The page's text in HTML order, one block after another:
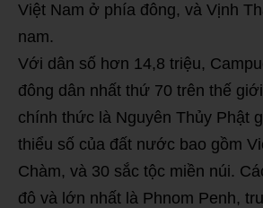
Việt Nam ở phía đông, và Vịnh
nam.
Với dân số hơn 14,8 triệu,
đông dân nhất thứ 70 trên thế
chính thức là Nguyên Thủy Phật
thiểu số của đất nước bao gồm
Chàm, và 30 sắc tộc miền núi.
đô và lớn nhất là Phnom Penh,